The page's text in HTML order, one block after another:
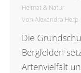
Heimat & Natur
Von Alexandra Herp
Die
Bergfelden
Artenvielfalt